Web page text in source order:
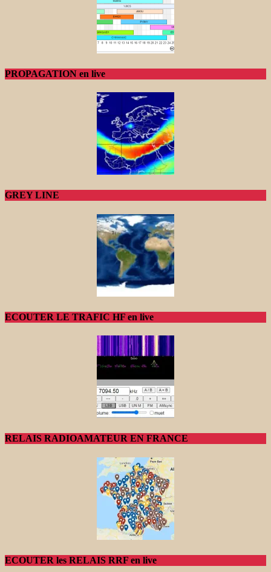
PROPAGATION en live
GREY LINE
ECOUTER LE TRAFIC HF en live
RELAIS RADIOAMATEUR EN FRANCE
ECOUTER les RELAIS RRF en live